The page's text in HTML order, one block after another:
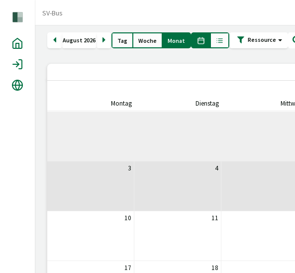
Home
SV-Bus
August 2026 Tag Woche Monat Ressource
Montag Dienstag
3
10
17
4
11
18